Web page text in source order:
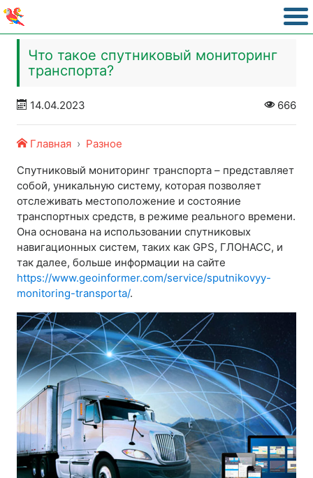
Что такое спутниковый мониторинг
транспорта?
14.04.2023 666
Главная
Разное
Спутниковый мониторинг транспорта – представляет
собой, уникальную систему, которая позволяет
отслеживать местоположение и состояние
транспортных средств, в режиме реального времени.
Она основана на использовании спутниковых
навигационных систем, таких как GPS, ГЛОНАСС, и
так далее, больше информации на сайте
https://www.geoinformer.com/service/sputnikovyy-
monitoring-transporta/.